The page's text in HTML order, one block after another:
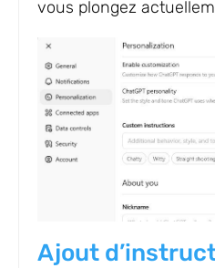
vous plongez
Ajout